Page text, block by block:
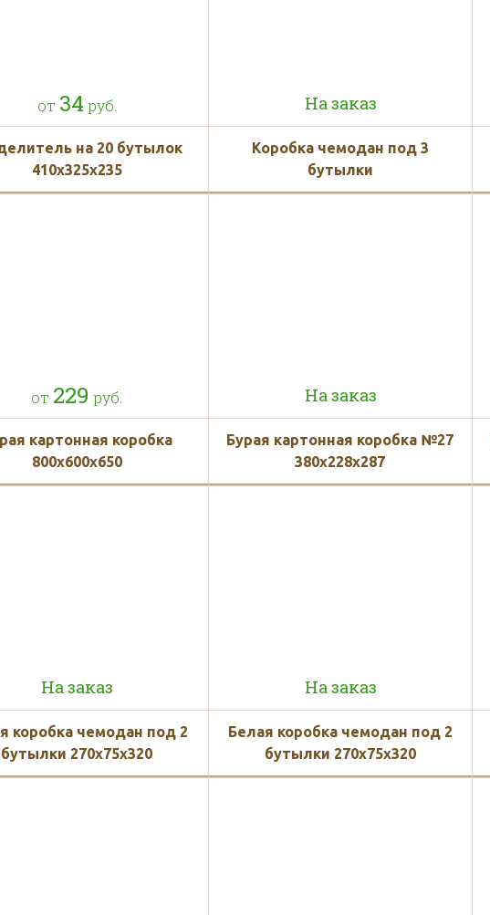
от 34 руб.
на 20 бутылок
410x325x235
На заказ
Коробка чемодан под 3
бутылки
от 229 руб.
картонная коробка
800х600х650
На заказ
Бурая картонная коробка №27
380x228x287
На заказ
коробка чемодан под 2
бутылки 270x75x320
На заказ
Белая коробка чемодан под 2
бутылки 270x75x320